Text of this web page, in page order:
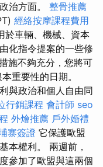
治方面。 整骨推薦
經絡按摩課程費用
於車輛、機械、資本
化指令提案的一些修
施不夠充分，您將可
重要性的日期。
與政治和個人自由同
行銷課程 會計師 seo
外燴推薦 戶外婚禮
寨簽證 它保護歐盟
本權利。 兩週前，
參加了歐盟與這兩個